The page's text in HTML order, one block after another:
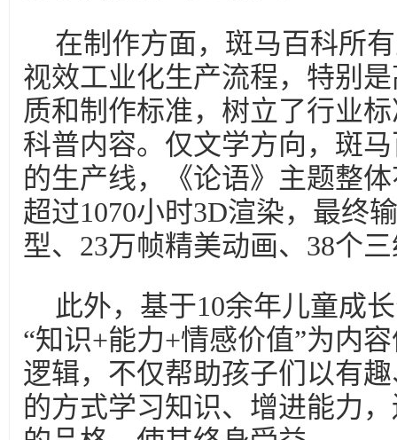
在制作方面，斑马百科所
视效工业化生产流程，特别
质和制作标准，树立了行业
科普内容。仅文学方向，斑
的生产线，《论语》主题整
超过1070小时3D渲染，最终
型、23万帧精美动画、38个
此外，基于10余年儿童成
“知识+能力+情感价值”为内
逻辑，不仅帮助孩子们以有
的方式学习知识、增进能力